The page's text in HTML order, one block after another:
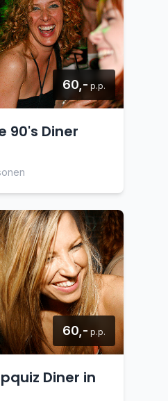
60,- p.p.
90's Diner
60,- p.p.
Diner in